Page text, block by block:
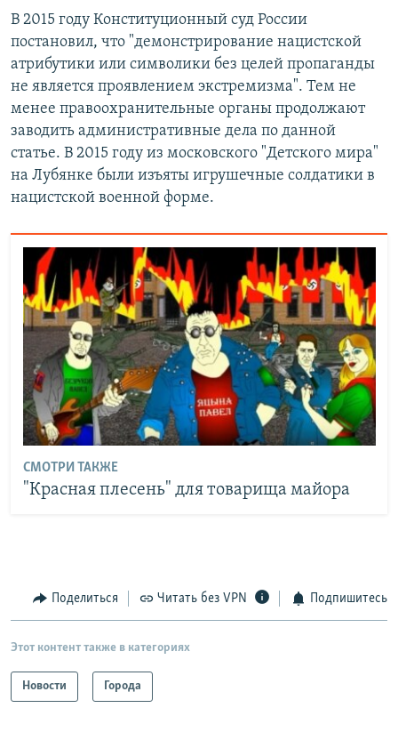
В 2015 году Конституционный суд России
постановил, что "демонстрирование нацистской
атрибутики или символики без целей пропаганды
не является проявлением экстремизма". Тем не
менее правоохранительные органы продолжают
заводить административные дела по данной
статье. В 2015 году из московского "Детского мира"
на Лубянке были изъяты игрушечные солдатики в
нацистской военной форме.
СМОТРИ ТАКЖЕ
"Красная плесень" для товарища майора
Поделиться Читать без VPN Подпишитесь
Этот контент также в категориях
Новости Города